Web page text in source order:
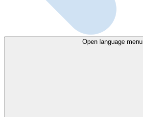
Open language menu